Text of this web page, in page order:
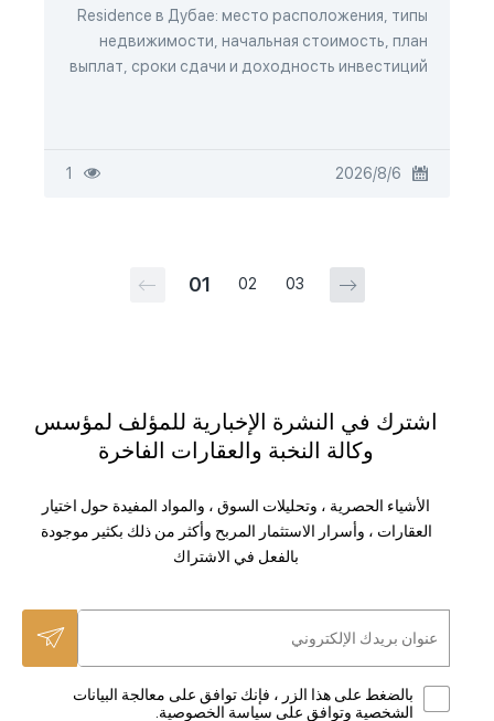
Residence в Дубае: место расположения, типы
недвижимости, начальная стоимость, план
выплат, сроки сдачи и доходность инвестиций
6‏/8‏/2026
1
01 02 03
اشترك في النشرة الإخبارية للمؤلف لمؤسس
وكالة النخبة والعقارات الفاخرة
الأشياء الحصرية ، وتحليلات السوق ، والمواد المفيدة حول اختيار
العقارات ، وأسرار الاستثمار المربح وأكثر من ذلك بكثير موجودة
بالفعل في الاشتراك
بالضغط على هذا الزر ، فإنك توافق على معالجة البيانات
الشخصية وتوافق على سياسة الخصوصية.